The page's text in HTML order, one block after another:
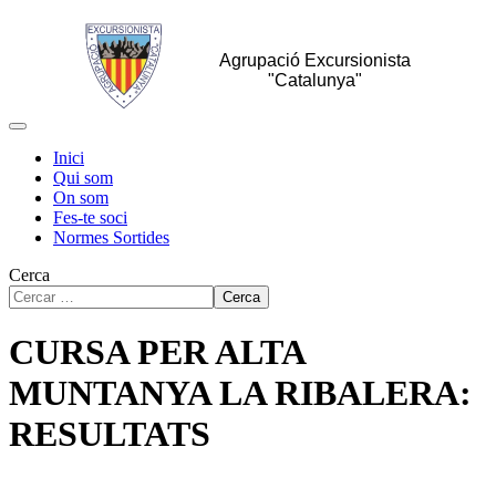
Agrupació Excursionista
"Catalunya"
Inici
Qui som
On som
Fes-te soci
Normes Sortides
Cerca
Cerca
CURSA PER ALTA
MUNTANYA LA RIBALERA:
RESULTATS